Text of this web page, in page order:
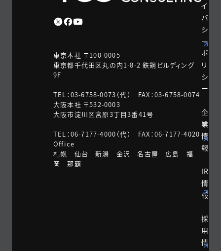
東京本社 〒100-0005
東京都千代田区丸の内1-8-2 鉃鋼ビルディング
9F
TEL：03-6758-0073（代） FAX：03-6758-0074
大阪本社 〒532-0003
大阪市淀川区宮原3丁目3番41号
TEL：06-7177-4000（代） FAX：06-7177-4020
Office
札幌 仙台 新潟 金沢 名古屋 広島 福
岡 那覇
イ
バ
シ
ー
ポ
リ
シ
ー
企
業
情
報
IR
情
報
採
用
情